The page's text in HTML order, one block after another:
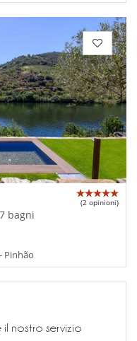
(2 opinioni)
bagni
Pinhão
nostro servizio